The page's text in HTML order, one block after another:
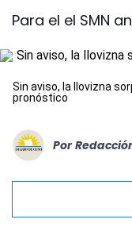
Para el el SMN
Sin aviso, la llovizna
pronóstico
Por